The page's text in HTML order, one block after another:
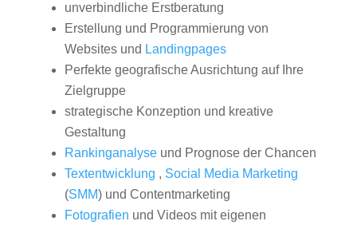
unverbindliche Erstberatung
Erstellung und Programmierung von
Websites und Landingpages
Perfekte geografische Ausrichtung auf Ihre
Zielgruppe
strategische Konzeption und kreative
Gestaltung
Rankinganalyseund Prognose der Chancen
Textentwicklung , Social Media Marketing
(SMM) und Contentmarketing
Fotografien und Videos mit eigenen